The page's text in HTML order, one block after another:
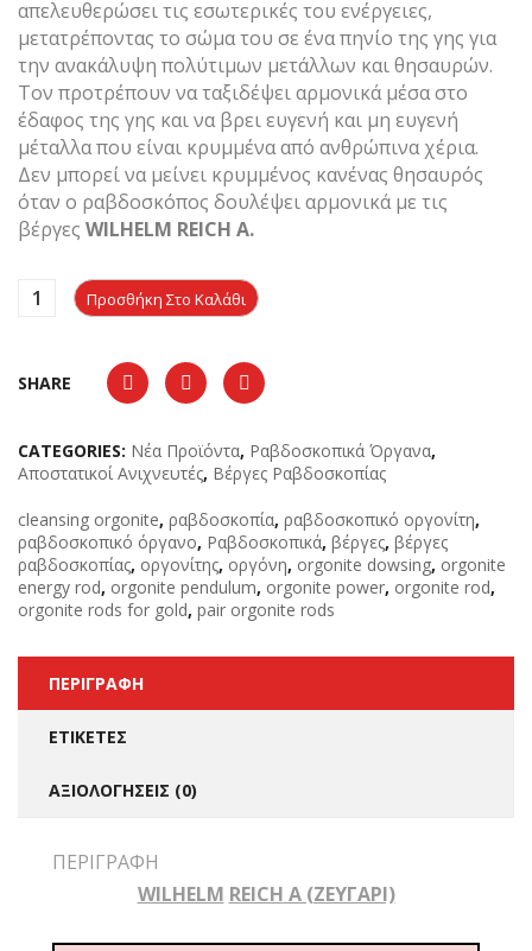
απελευθερώσει τις εσωτερικές του ενέργειες,
μετατρέποντας το σώμα του σε ένα πηνίο της γης για
την ανακάλυψη πολύτιμων μετάλλων και θησαυρών.
Τον προτρέπουν να ταξιδέψει αρμονικά μέσα στο
έδαφος της γης και να βρει ευγενή και μη ευγενή
μέταλλα που είναι κρυμμένα από ανθρώπινα χέρια.
Δεν μπορεί να μείνει κρυμμένος κανένας θησαυρός
όταν ο ραβδοσκόπος δουλέψει αρμονικά με τις
βέργες WILHELM REICH Α.
Προσθήκη Στο Καλάθι
SHARE
CATEGORIES: Νέα Προϊόντα, Ραβδοσκοπικά Όργανα,
Αποστατικοί Ανιχνευτές, Βέργες Ραβδοσκοπίας
cleansing orgonite, ραβδοσκοπία, ραβδοσκοπικό οργονίτη,
ραβδοσκοπικό όργανο, Ραβδοσκοπικά, βέργες, βέργες
ραβδοσκοπίας, οργονίτης, οργόνη, orgonite dowsing, orgonite
energy rod, orgonite pendulum, orgonite power, orgonite rod,
orgonite rods for gold, pair orgonite rods
ΠΕΡΙΓΡΑΦΉ
ΕΤΙΚΈΤΕΣ
ΑΞΙΟΛΟΓΉΣΕΙΣ (0)
ΠΕΡΙΓΡΑΦΉ
WILHELM REICH Α (ΖΕΥΓΆΡΙ)